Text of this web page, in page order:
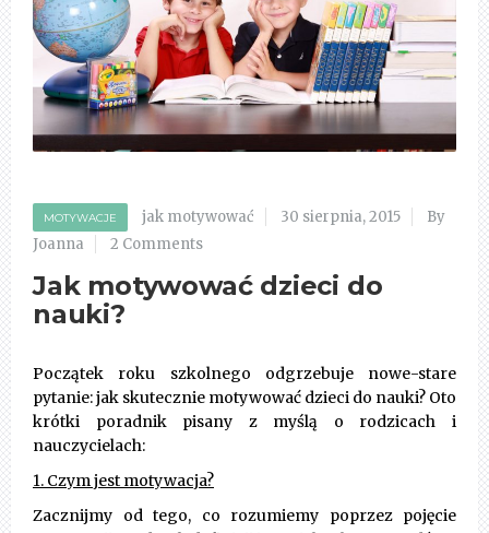
MOTYWACJE jak motywować 30 sierpnia, 2015
By
Joanna
2 Comments
Jak motywować dzieci do
nauki?
Początek roku szkolnego odgrzebuje nowe-stare
pytanie: jak skutecznie motywować dzieci do nauki? Oto
krótki poradnik pisany z myślą o rodzicach i
nauczycielach:
1. Czym jest motywacja?
Zacznijmy od tego, co rozumiemy poprzez pojęcie